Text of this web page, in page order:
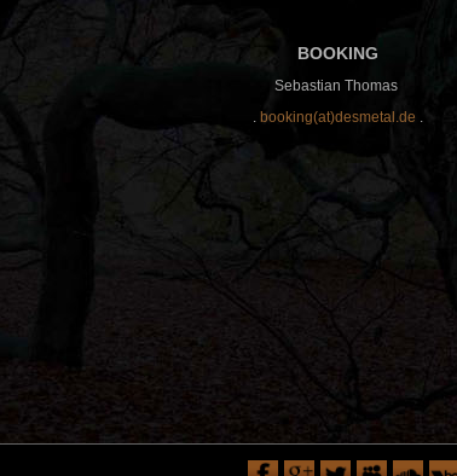
BOOKING
Sebastian Thomas
.booking(at)desmetal.de